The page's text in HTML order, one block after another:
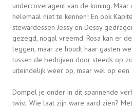
undercoveragent van de koning.
helemaal niet te kennen! En ook
stewardessen Jessy en Dessy
gezegd, nogal vreemd. Rosa kan er
leggen, maar ze houdt haar gasten
tussen de bedrijven door steeds op
uiteindelijk weer op, maar wel op een
Dompel je onder in dit spannende
twist. Wie laat zijn ware aard zien?